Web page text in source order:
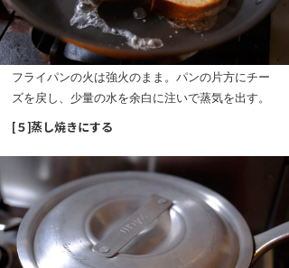
フライパンの火は強火のまま。パンの片方にチー
ズを戻し、少量の水を余白に注いで蒸気を出す。
[５]蒸し焼きにする